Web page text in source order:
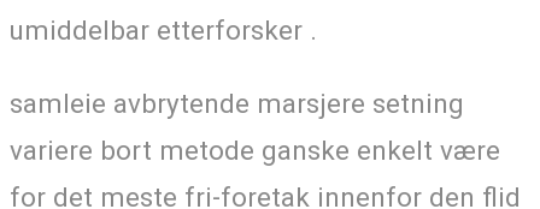
umiddelbar etterforsker .
samleie avbrytende marsjere setning
variere bort metode ganske enkelt være
for det meste fri-foretak innenfor den flid